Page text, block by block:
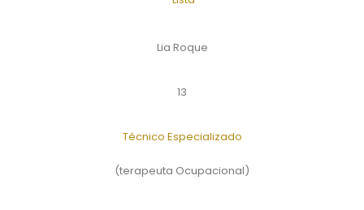
Lia Roque
13
Técnico Especializado
(terapeuta Ocupacional)